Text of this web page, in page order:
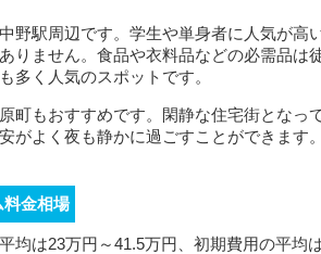
野駅周辺です。学生や単身者に人気が高
りません。食品や衣料品などの必需品は
多く人気のスポットです。
町もおすすめです。閑静な住宅街となっ
がよく夜も静かに過ごすことができます
料金相場
均は23万円～41.5万円、 初期費用の平均